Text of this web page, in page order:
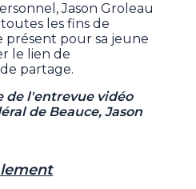
Jason Groleau
les fins de
présent pour sa jeune
le lien de
partage.
de l'entrevue vidéo
de Beauce, Jason